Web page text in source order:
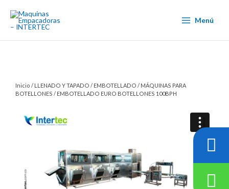
contenido
Menú
Inicio / LLENADO Y TAPADO / EMBOTELLADO / MÁQUINAS PARA
BOTELLONES / EMBOTELLADO EURO BOTELLONES 100BPH